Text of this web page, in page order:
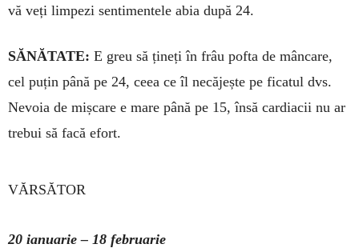
vă veți limpezi sentimentele abia după 24.
SĂNĂTATE: E greu să țineți în frâu pofta de mâncare,
cel puțin până pe 24, ceea ce îl necăjește pe ficatul dvs.
Nevoia de mișcare e mare până pe 15, însă cardiacii nu ar
trebui să facă efort.
VĂRSĂTOR
20 ianuarie – 18 februarie